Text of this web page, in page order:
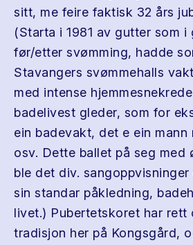
sitt, me feire faktisk 32 års
(Starta i 1981 av gutter som i
før/etter svømming, hadde
Stavangers svømmehalls
med intense
badelivest gleder, som for
ein badevakt, det e ein
osv. Dette ballet på seg med
ble det div.
sin standar påkledning,
livet.) Pubertetskoret har rett
tradisjon her på Kongsgård,